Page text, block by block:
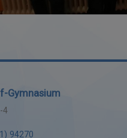
Gymnasium
4
94270